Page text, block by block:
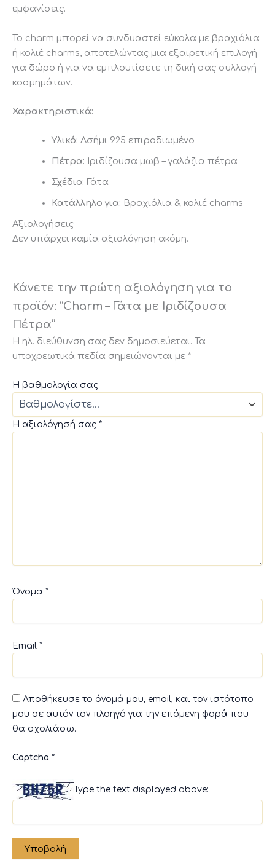
εμφανίσεις.
Το charm μπορεί να συνδυαστεί εύκολα με βραχιόλια
ή κολιέ charms, αποτελώντας μια εξαιρετική επιλογή
για δώρο ή για να εμπλουτίσετε τη δική σας συλλογή
κοσμημάτων.
Χαρακτηριστικά:
Υλικό: Ασήμι 925 επιροδιωμένο
Πέτρα: Ιριδίζουσα μωβ – γαλάζια πέτρα
Σχέδιο: Γάτα
Κατάλληλο για: Βραχιόλια & κολιέ charms
Αξιολογήσεις
Δεν υπάρχει καμία αξιολόγηση ακόμη.
Κάνετε την πρώτη αξιολόγηση για το
προϊόν: “Charm – Γάτα με Ιριδίζουσα
Πέτρα”
Η ηλ. διεύθυνση σας δεν δημοσιεύεται. Τα
υποχρεωτικά πεδία σημειώνονται με *
Η βαθμολογία σας
Η αξιολόγησή σας *
Όνομα *
Email *
Αποθήκευσε το όνομά μου, email, και τον ιστότοπο
μου σε αυτόν τον πλοηγό για την επόμενη φορά που
θα σχολιάσω.
Captcha *
Type the text displayed above: